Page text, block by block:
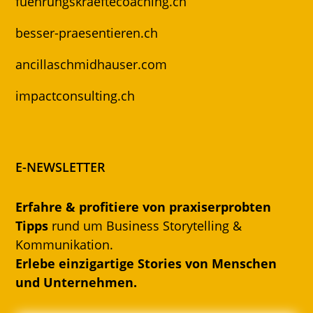
besser-praesentieren.ch
ancillaschmidhauser.com
impactconsulting.ch
E-NEWSLETTER
Erfahre & profitiere von praxiserprobten
Tipps rund um Business Storytelling &
Kommunikation.
Erlebe einzigartige Stories von Menschen
und Unternehmen.